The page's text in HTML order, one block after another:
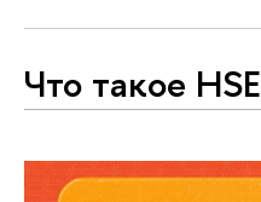
Что такое